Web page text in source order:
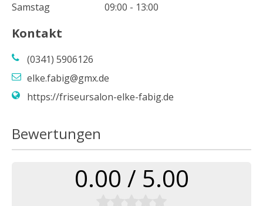
Samstag
09:00 - 13:00
Kontakt
(0341) 5906126
elke.fabig@gmx.de
https://friseursalon-elke-fabig.de
Bewertungen
0.00 / 5.00